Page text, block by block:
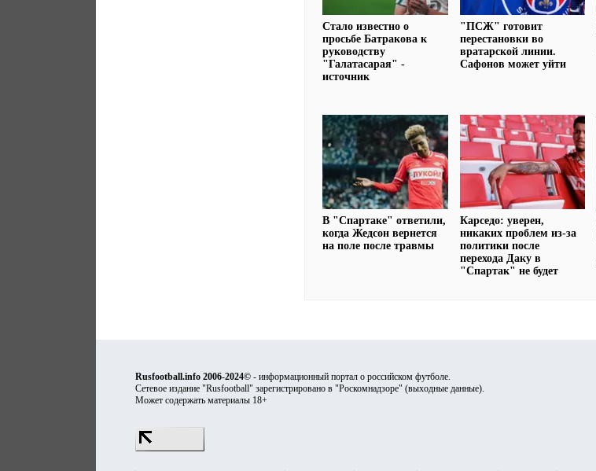
Стало известно о
просьбе Батракова к
руководству
"Галатасарая" -
источник
"ПСЖ" готовит
перестановки во
вратарской линии.
Сафонов может уйти
В "Спартаке" ответили,
когда Жедсон вернется
на поле после травмы
Карседо: уверен,
никаких проблем из-за
политики после
перехода Даку в
"Спартак" не будет
Rusfootball.info 2006-2024© - информационный портал о российском футболе.
Сетевое издание "Rusfootball" зарегистрировано в "Роскомнадзоре" (выходные данные).
Может содержать материалы 18+